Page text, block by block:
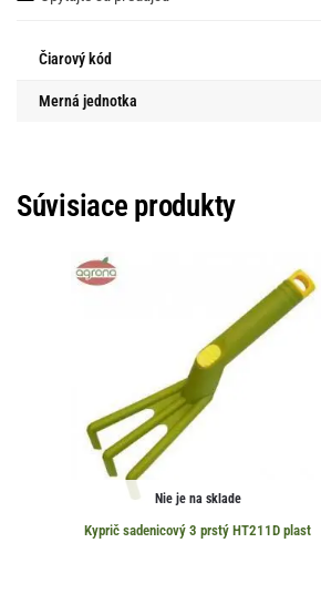
Čiarový kód
Merná jednotka
Súvisiace produkty
Nie je na sklade
Kyprič sadenicový 3 prstý HT211D plast